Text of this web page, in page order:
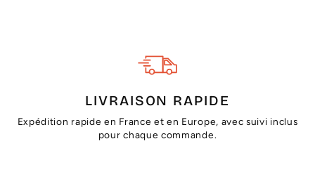
LIVRAISON RAPIDE
Expédition rapide en France et en Europe, avec suivi inclus
pour chaque commande.